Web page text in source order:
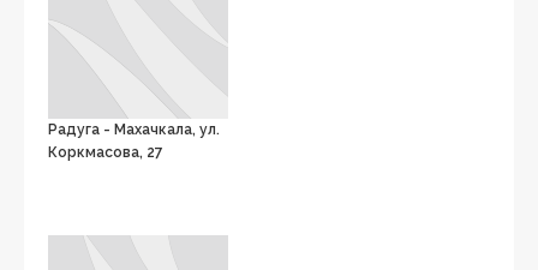
Радуга - Махачкала, ул.
Коркмасова, 27